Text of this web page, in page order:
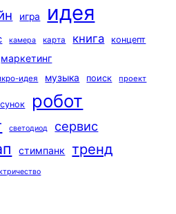
игра идея
камера карта книга
концепт
маркетинг
идея музыка поиск проект
робот
светодиод сервис
стимпанк тренд